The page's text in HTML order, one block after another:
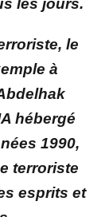
les jours.
le
à
hébergé
1990,
terroriste
esprits et